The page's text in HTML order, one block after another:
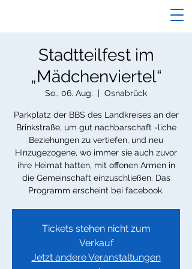
Stadtteilfest im
„Mädchenviertel“
So., 06. Aug.
  |
Osnabrück
Parkplatz der BBS des Landkreises an der
Brinkstraße, um gut nachbarschaft -liche
Beziehungen zu vertiefen, und neu
Hinzugezogene, wo immer sie auch zuvor
ihre Heimat hatten, mit offenen Armen in
die Gemeinschaft einzuschließen. Das
Programm erscheint bei facebook.
Tickets stehen nicht zum
Verkauf
Jetzt andere Veranstaltungen